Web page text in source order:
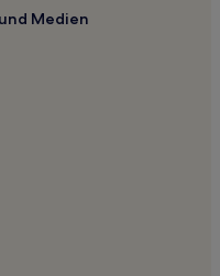
Medien